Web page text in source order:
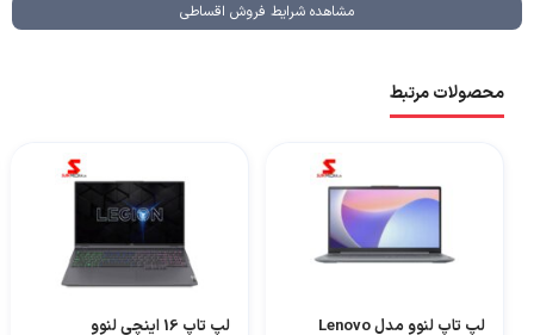
مشاهده شرایط فروش اقساطی
محصولات مرتبط
لپ تاپ لنوو مدل Lenovo
لپ تاپ 16 اینچی لنوو